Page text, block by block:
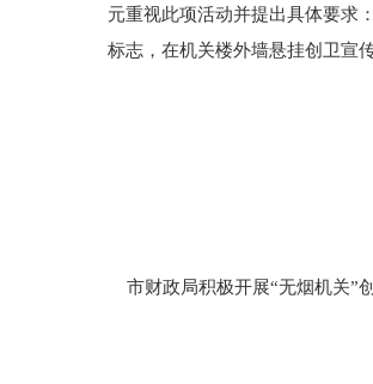
元重视此项活动并提出具体要求
标志，在机关楼外墙悬挂创卫宣传
市财政局积极开展“无烟机关”